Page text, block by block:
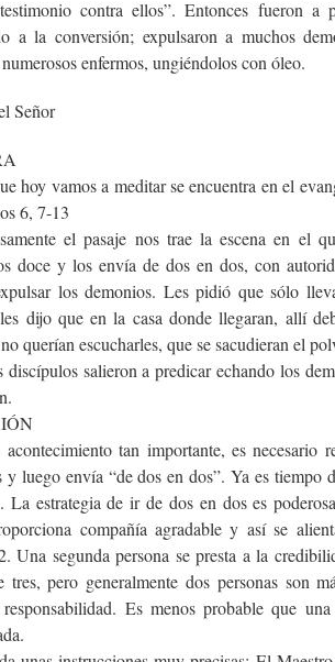
contra ellos”. Entonces fueron a
a la conversión; expulsaron a muchos
enfermos, ungiéndolos con óleo.
Señor
hoy vamos a meditar se encuentra en el
6, 7-13
el pasaje nos trae la escena en el
doce y los envía de dos en dos, con
los demonios. Les pidió que sólo
dijo que en la casa donde llegaran, allí
querían escucharles, que se sacudieran el
discípulos salieron a predicar echando los
acontecimiento tan importante, es necesario
y luego envía “de dos en dos”. Ya es tiempo
La estrategia de ir de dos en dos es
compañía agradable y así se
Una segunda persona se presta a la
tres, pero generalmente dos personas son
responsabilidad. Es menos probable que